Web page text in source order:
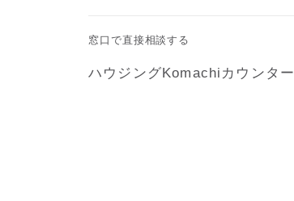
窓口で直接相談する
ハウジングKomachiカウンター